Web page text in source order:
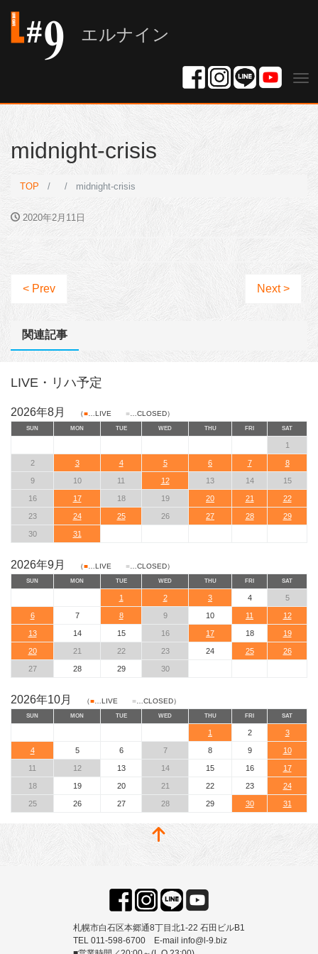
エルナイン
midnight-crisis
TOP midnight-crisis
2020年2月11日
< Prev Next >
関連記事
LIVE・リハ予定
2026年8月 （■ …LIVE ■ …CLOSED）
SUN MON TUE WED THU FRI SAT
1
2 3 4 5 6 7 8
9 10 11 12 13 14 15
16 17 18 19 20 21 22
23 24 25 26 27 28 29
30 31
2026年9月 （■ …LIVE ■ …CLOSED）
SUN MON TUE WED THU FRI SAT
1 2 3 4 5
6 7 8 9 10 11 12
13 14 15 16 17 18 19
20 21 22 23 24 25 26
27 28 29 30
2026年10月 （■ …LIVE ■ …CLOSED）
SUN MON TUE WED THU FRI SAT
1 2 3
4 5 6 7 8 9 10
11 12 13 14 15 16 17
18 19 20 21 22 23 24
25 26 27 28 29 30 31
札幌市白石区本郷通8丁目北1-22 石田ビルB1
TEL 011-598-6700 E-mail info@l-9.biz